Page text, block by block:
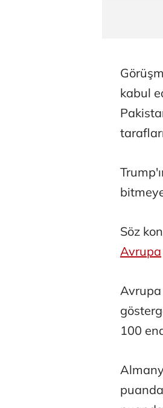
kabul
Söz
Avrupa
Avrupa
100